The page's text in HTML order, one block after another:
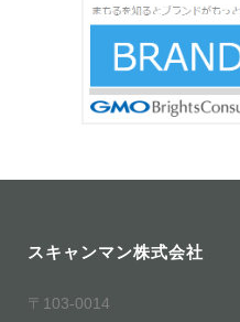
スキャンマン株式会社
〒103-0014